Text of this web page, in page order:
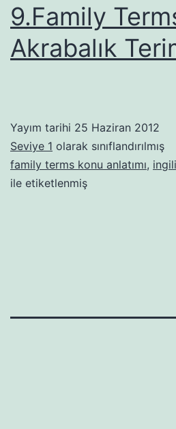
9.Family
Akrabalık
Yayım tarihi 25 Haziran 2012
Seviye 1 olarak sınıflandırılmış
family terms konu anlatımı,
ile etiketlenmiş